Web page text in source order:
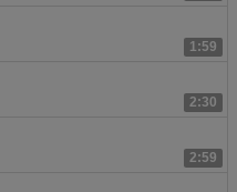
1:59
2:30
2:59